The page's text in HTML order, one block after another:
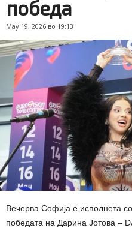
победа
May 19, 2026 во 19:13
Вечерва Софија е исполнета
победата на Дарина Јотова –